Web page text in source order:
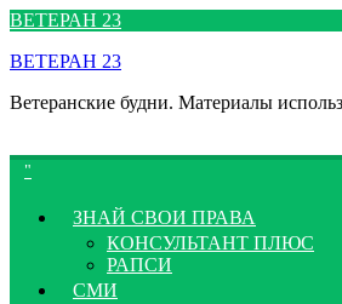
Перейти
содержимому
ВЕТЕРАН 23
ВЕТЕРАН 23
Ветеранские будни. Материалы
ЗНАЙ СВОИ ПРАВА
КОНСУЛЬТАНТ ПЛЮС
РАПСИ
СМИ